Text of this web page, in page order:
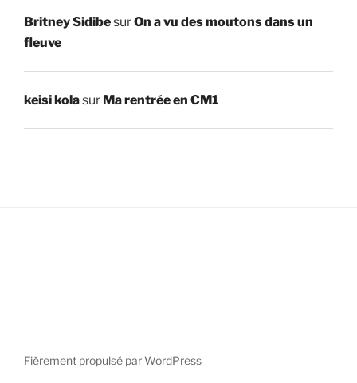
Britney SidibesurOn a vu des moutons dans un
fleuve
keisi kolasur Ma rentrée en CM1
Fièrement propulsé par WordPress